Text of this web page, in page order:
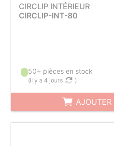
CIRCLIP INTÉRIEUR
CIRCLIP-INT-80
50+ pièces en stock
(il y a 4 jours )
AJOUTER